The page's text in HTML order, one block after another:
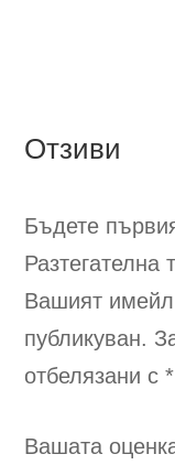
Отзиви
Бъдете
Разтегателна
Вашият
публикуван.
отбелязани с*
Вашата